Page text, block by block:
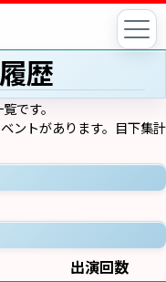
歴
です。
ントがあります。目下集計
出演回数